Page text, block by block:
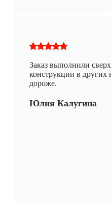
Заказ выполнили
конструкции в других
дороже.
Юлия Калугина